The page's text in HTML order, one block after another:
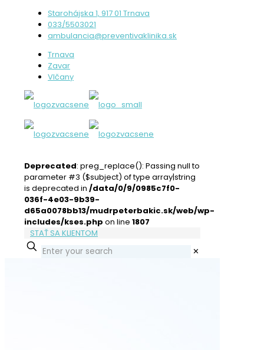
Starohájska 1, 917 01 Trnava
033/5503021
ambulancia@preventivaklinika.sk
Trnava
Zavar
Vlčany
Deprecated: preg_replace(): Passing null to
parameter #3 ($subject) of type array|string
is deprecated in /data/0/9/0985c7f0-
036f-4e03-9b39-
d65a0078bb13/mudrpeterbakic.sk/web/wp-
includes/kses.php on line 1807
STAŤ SA KLIENTOM
✕